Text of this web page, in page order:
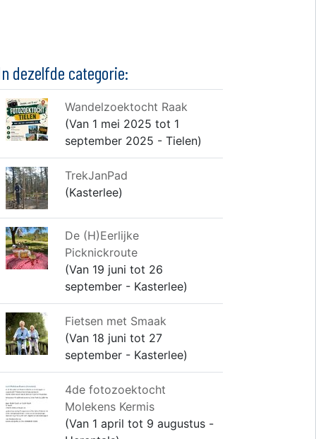
dezelfde categorie:
Wandelzoektocht Raak
(Van 1 mei 2025 tot 1
september 2025 - Tielen)
TrekJanPad
(Kasterlee)
De (H)Eerlijke
Picknickroute
(Van 19 juni tot 26
september - Kasterlee)
Fietsen met Smaak
(Van 18 juni tot 27
september - Kasterlee)
4de fotozoektocht
Molekens Kermis
(Van 1 april tot 9 augustus -